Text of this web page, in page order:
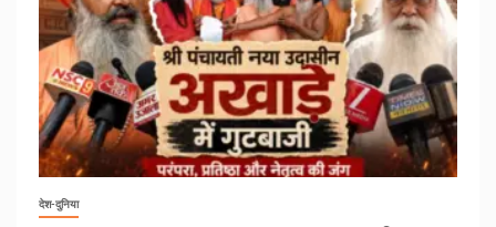
देश-दुनिया